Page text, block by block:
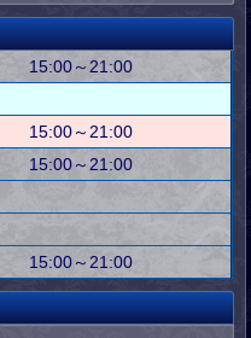
15:00～21:00
15:00～21:00
15:00～21:00
15:00～21:00